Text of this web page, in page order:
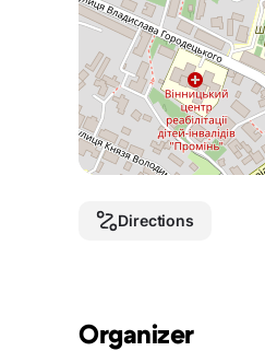
Directions
Organizer